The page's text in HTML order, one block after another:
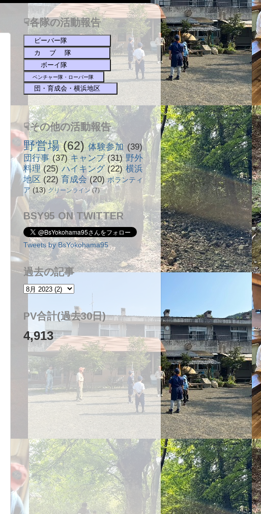
☟各隊の活動報告
ビーバー隊
カ ブ 隊
ボーイ隊
ベンチャー隊・ローバー隊
団・育成会・横浜地区
☟その他の活動報告
野営場 (62) 体験参加 (39)
団行事 (37) キャンプ (31) 野外
料理 (25) ハイキング (22) 横浜
地区 (22) 育成会 (20) ボランティ
ア (13) グリーンライン (7)
BSY95 ON TWITTER
Tweets by BsYokohama95
過去の記事
PV合計(過去30日)
4,913